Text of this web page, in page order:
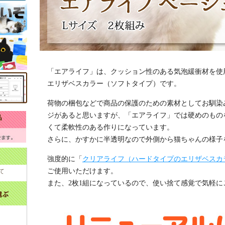
「エアライフ」は、クッション性のある気泡緩衝材を
エリザベスカラー（ソフトタイプ）です。
荷物の梱包などで商品の保護のための素材としてお馴
ジがあると思いますが、「エアライフ」では硬めのも
くて柔軟性のある作りになっています。
さらに、かすかに半透明なので外側から猫ちゃんの様
強度的に「 クリアライフ（ハードタイプのエリザベスカ
ご使用いただけます。
また、2枚1組になっているので、使い捨て感覚で気軽